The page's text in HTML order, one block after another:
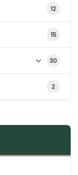
12
15
30
2